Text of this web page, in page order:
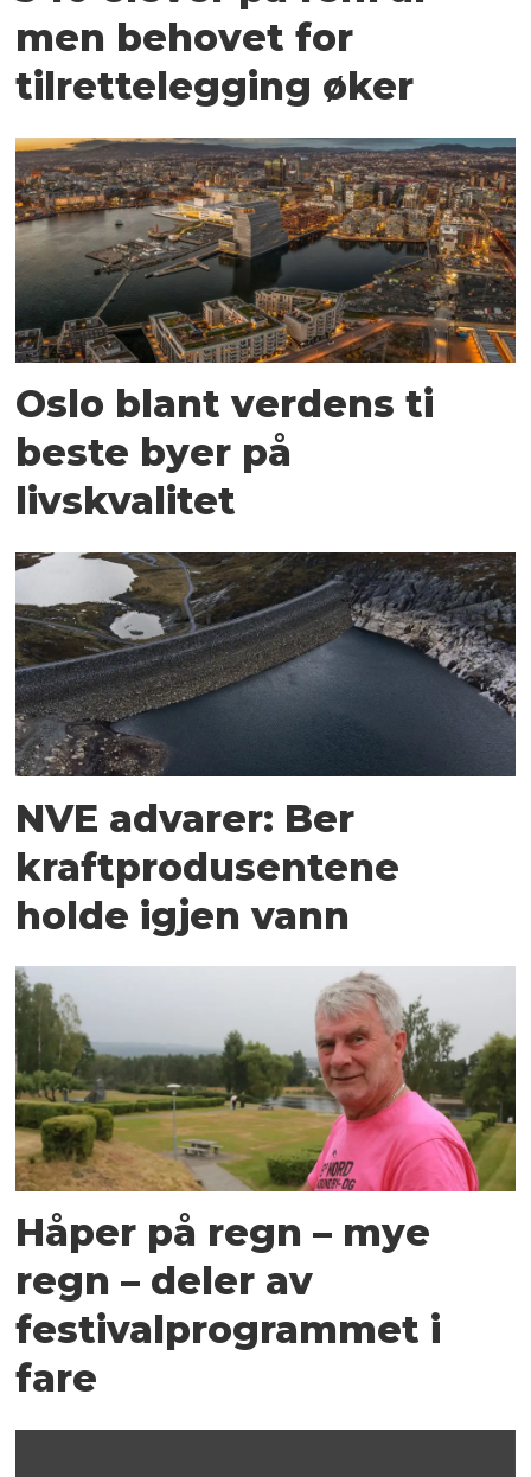
men behovet for
tilrettelegging øker
Oslo blant verdens ti
beste byer på
livskvalitet
NVE advarer: Ber
kraftprodusentene
holde igjen vann
Håper på regn – mye
regn – deler av
festivalprogrammet i
fare